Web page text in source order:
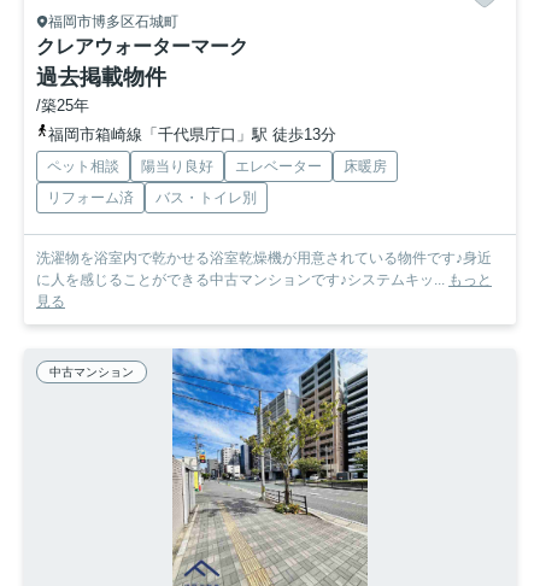
福岡市博多区石城町
クレアウォーターマーク
過去掲載物件
/築25年
福岡市箱崎線「千代県庁口」駅 徒歩13分
ペット相談 陽当り良好 エレベーター
床暖房
リフォーム済
バス・トイレ別
洗濯物を浴室内で乾かせる浴室乾燥機が用意されている物件です♪身近
に人を感じることができる中古マンションです♪システムキッ... もっと
見る
中古マンション